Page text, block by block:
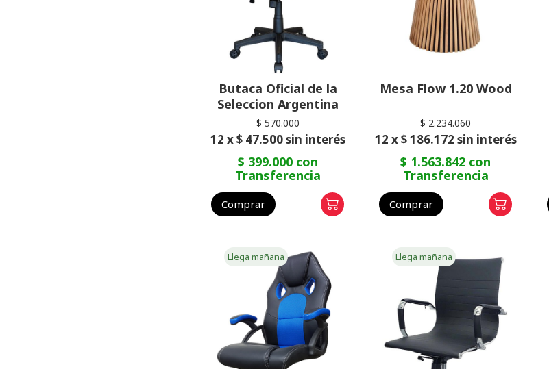
Butaca Oficial de la
Seleccion Argentina
$ 570.000
12 x $ 47.500 sin interés
$ 399.000 con
Transferencia
Comprar
Mesa Flow 1.20 Wood
$ 2.234.060
12 x $ 186.172 sin interés
$ 1.563.842 con
Transferencia
Comprar
Llega mañana Llega mañana